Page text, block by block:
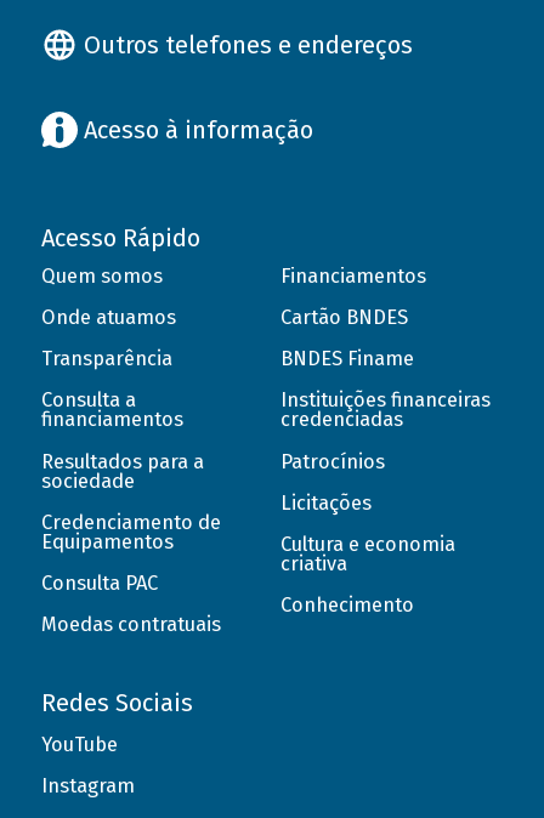
Outros telefones e endereços
Acesso à informação
Acesso Rápido
Quem somos
Onde atuamos
Transparência
Consulta a
financiamentos
Resultados para a
sociedade
Credenciamento de
Equipamentos
Consulta PAC
Moedas contratuais
Financiamentos
Cartão BNDES
BNDES Finame
Instituições financeiras
credenciadas
Patrocínios
Licitações
Cultura e economia
criativa
Conhecimento
Redes Sociais
YouTube
Instagram